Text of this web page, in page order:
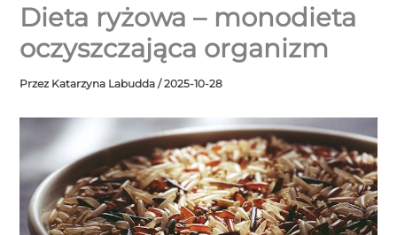
Dieta ryżowa – monodieta
oczyszczająca organizm
Przez Katarzyna Labudda/2025-10-28